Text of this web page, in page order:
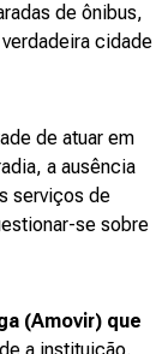
de ônibus,
cidade
de atuar em
a ausência
serviços de
se sobre
(Amovir) que